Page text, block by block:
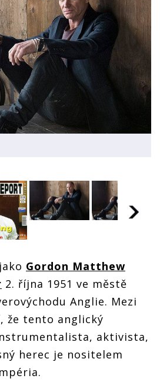
Gordon Matthew
2. října 1951 ve městě
Anglie. Mezi
že tento anglický
aktivista,
herec je nositelem